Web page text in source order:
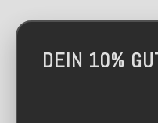
DEIN 10%